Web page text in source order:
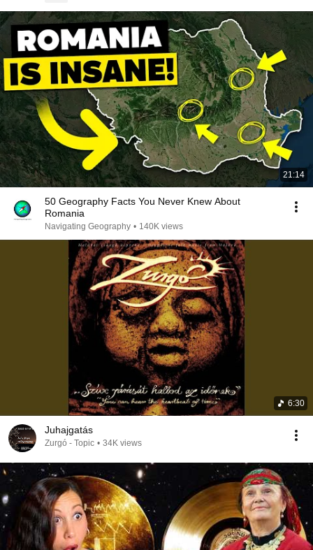
21:14
50 Geography Facts You Never Knew About
Romania
Navigating Geography • 140K views
6:30
Juhajgatás
Zurgó - Topic • 34K views